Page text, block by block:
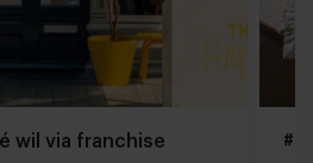
wil via franchise